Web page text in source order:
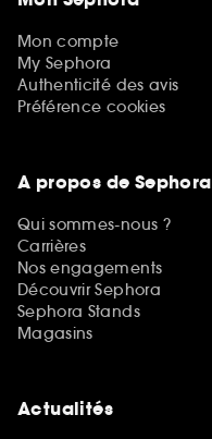
Mon compte
My Sephora
Authenticité des avis
Préférence cookies
A propos de Sephora
Qui sommes-nous ?
Carrières
Nos engagements
Découvrir Sephora
Sephora Stands
Magasins
Actualités